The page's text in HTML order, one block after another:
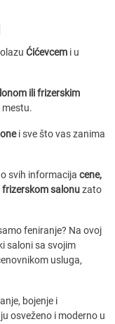
Ćićevcem i u
ili frizerskim
mestu.
i sve što vas zanima
svih informacija cene,
frizerskom salonuzato
feniranje? Na ovoj
saloni sa svojim
usluga,
bojenje i
osveženo i moderno u